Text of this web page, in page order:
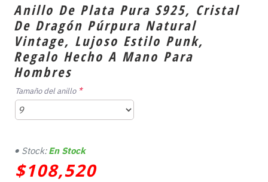
Anillo De Plata Pura S925, Cristal
De Dragón Púrpura Natural
Vintage, Lujoso Estilo Punk,
Regalo Hecho A Mano Para
Hombres
$108,520
Stock: En Stock
Tamaño del anillo